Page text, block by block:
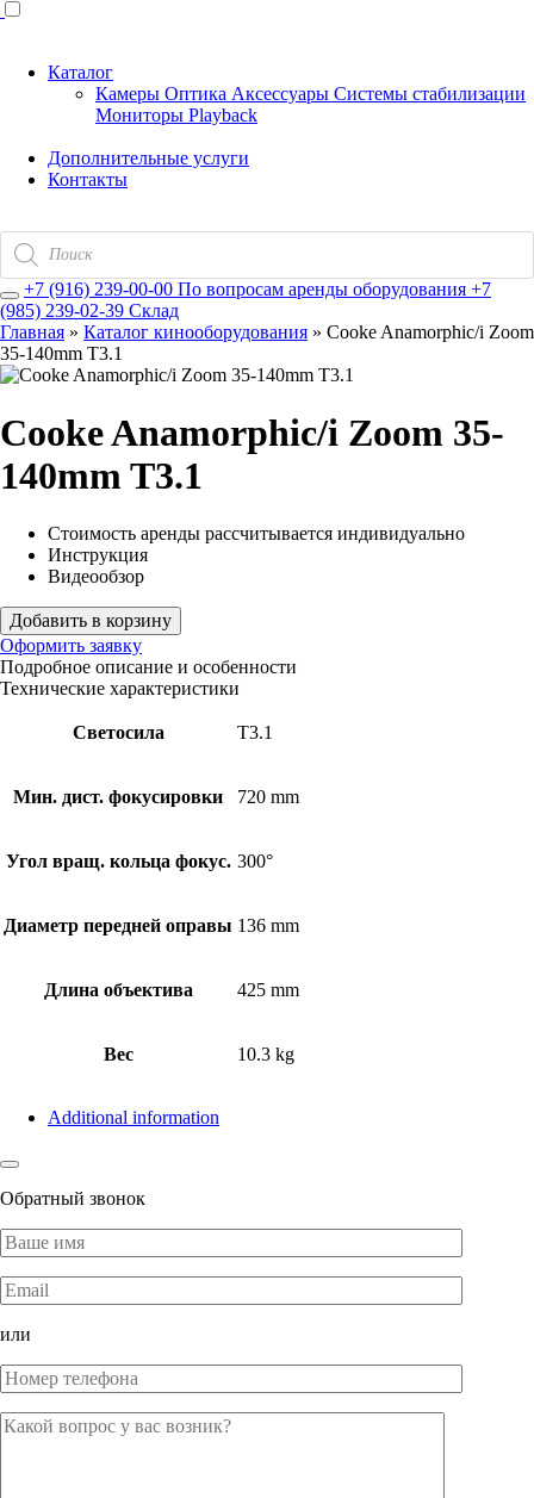
Каталог
Камеры Оптика Аксессуары Системы стабилизации
Мониторы Playback
Дополнительные услуги
Контакты
Поиск
товаров
+7 (916) 239-00-00 По вопросам аренды оборудования +7
(985) 239-02-39 Склад
Главная » Каталог кинооборудования » Cooke Anamorphic/i Zoom
35-140mm T3.1
Cooke Anamorphic/i Zoom 35-
140mm T3.1
Стоимость аренды рассчитывается индивидуально
Инструкция
Видеообзор
Добавить в корзину
Оформить заявку
Подробное описание и особенности
Технические характеристики
Светосила T3.1
Мин. дист. фокусировки 720 mm
Угол вращ. кольца фокус. 300°
Диаметр передней оправы 136 mm
Длина объектива 425 mm
Вес 10.3 kg
Additional information
Обратный звонок
или